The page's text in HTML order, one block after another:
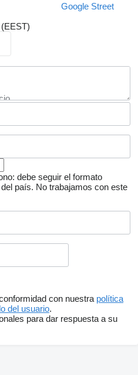
Google Street
debe seguir el formato
país. No trabajamos con este
con nuestra política
del usuario.
para dar respuesta a su